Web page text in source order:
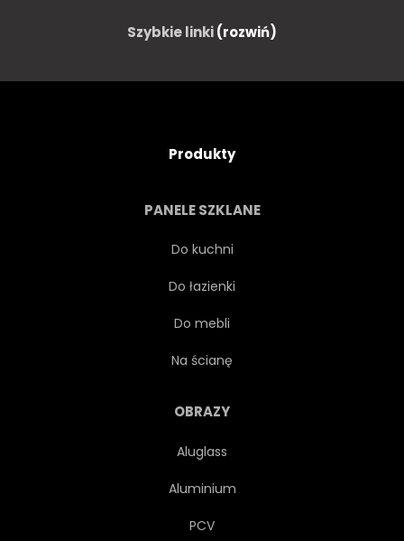
Szybkie linki(rozwiń)
Produkty
PANELE SZKLANE
Do kuchni
Do łazienki
Do mebli
Na ścianę
OBRAZY
Aluglass
Aluminium
PCV